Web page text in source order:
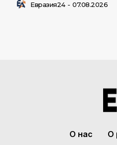
Евразия24 - 07.08.2026
О нас О